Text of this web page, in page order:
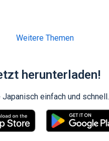
Weitere Themen
herunterladen!
Japanisch einfach und schnell.